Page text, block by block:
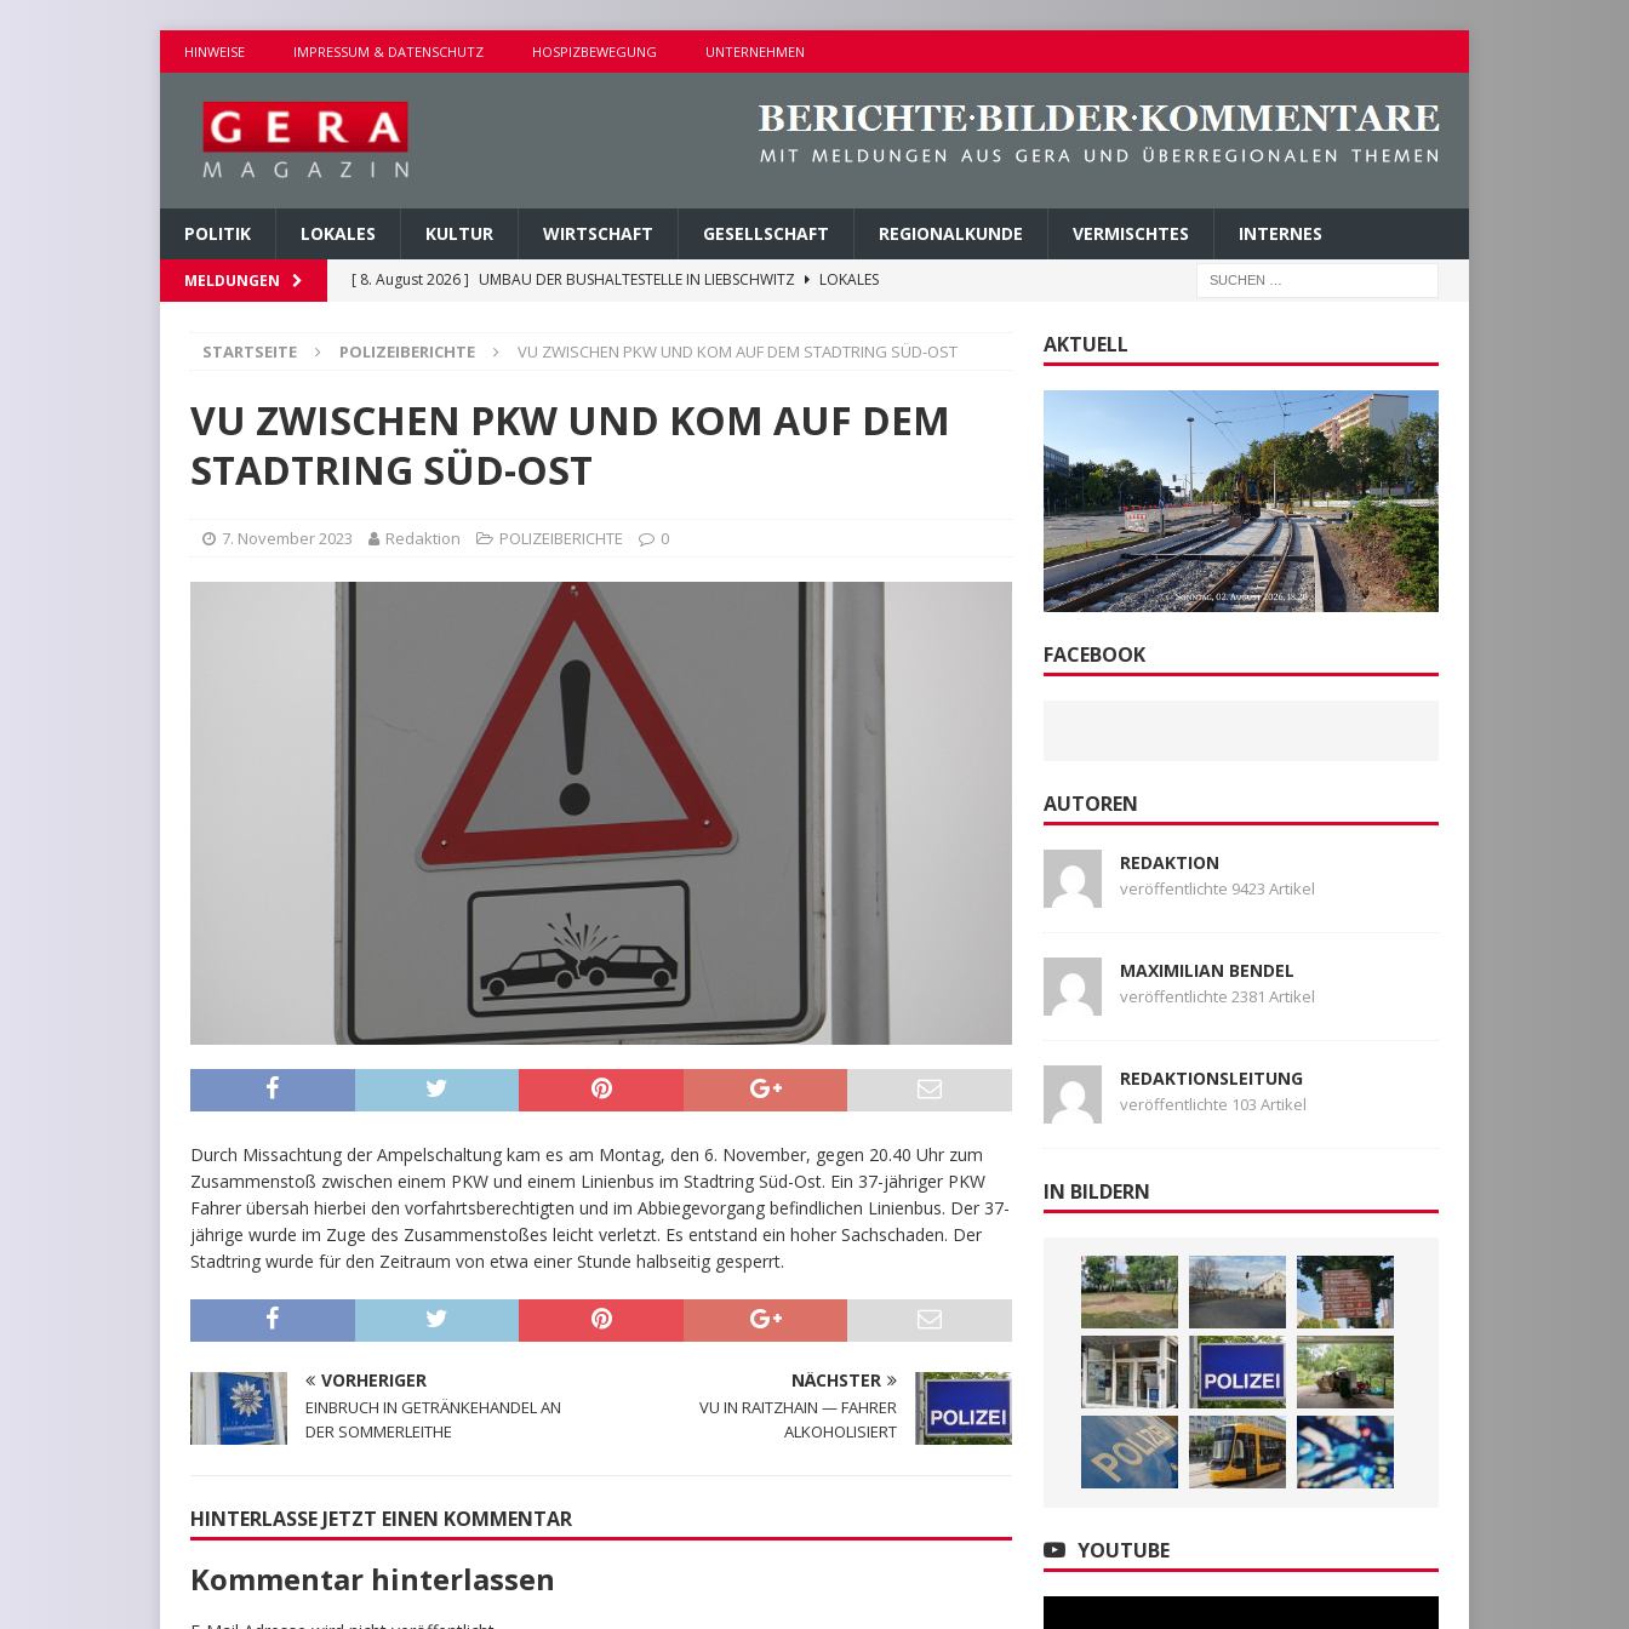
HINWEISE IMPRESSUM & DATENSCHUTZ HOSPIZBEWEGUNG UNTERNEHMEN
POLITIK LOKALES KULTUR WIRTSCHAFT GESELLSCHAFT REGIONALKUNDE VERMISCHTES INTERNES
MELDUNGEN [ 8. August 2026 ] UMBAU DER BUSHALTESTELLE IN LIEBSCHWITZ
LOKALES
[ 8. August 2026 ]
GEMEINSAMER ERMITTLUNGSERFOLG
POLIZEIBERICHTE
[ 7. August 2026 ]
KINDERWAGEN UND KINDERSITZ GESTOHLEN
POLIZEIBERICHTE
[ 8. August 2026 ]
STARTSEITE POLIZEIBERICHTE VU ZWISCHEN PKW UND KOM AUF DEM STADTRING SÜD-OST
VU ZWISCHEN PKW UND KOM AUF DEM
STADTRING SÜD-OST
7. November 2023 Redaktion POLIZEIBERICHTE 0
Durch Missachtung der Ampelschaltung kam es am Montag, den 6. November, gegen 20.40 Uhr zum
Zusammenstoß zwischen einem PKW und einem Linienbus im Stadtring Süd-Ost. Ein 37-jähriger PKW
Fahrer übersah hierbei den vorfahrtsberechtigten und im Abbiegevorgang befindlichen Linienbus. Der 37-
jährige wurde im Zuge des Zusammenstoßes leicht verletzt. Es entstand ein hoher Sachschaden. Der
Stadtring wurde für den Zeitraum von etwa einer Stunde halbseitig gesperrt.
VORHERIGER
EINBRUCH IN GETRÄNKEHANDEL AN
DER SOMMERLEITHE
NÄCHSTER
VU IN RAITZHAIN — FAHRER
ALKOHOLISIERT
HINTERLASSE JETZT EINEN KOMMENTAR
Kommentar hinterlassen
AKTUELL
FACEBOOK
AUTOREN
REDAKTION
veröffentlichte 9423 Artikel
MAXIMILIAN BENDEL
veröffentlichte 2381 Artikel
REDAKTIONSLEITUNG
veröffentlichte 103 Artikel
IN BILDERN
YOUTUBE